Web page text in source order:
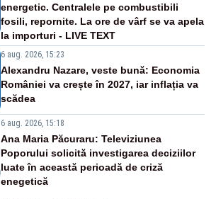
energetic. Centralele pe combustibili
fosili, repornite. La ore de vârf se va apela
la importuri - LIVE TEXT
6 aug. 2026, 15:23
Alexandru Nazare, veste bună: Economia
României va crește în 2027, iar inflația va
scădea
6 aug. 2026, 15:18
Ana Maria Păcuraru: Televiziunea
Poporului solicită investigarea deciziilor
luate în această perioadă de criză
enegetică